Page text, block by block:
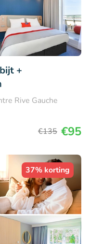
+
Rive Gauche
€135 €95
37% korting